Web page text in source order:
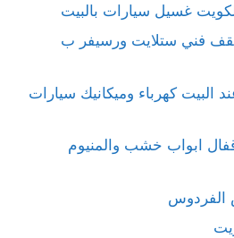
غسيل سيارات بالبيت
فني ستلايت ورسيفر ب
البيت كهرباء وميكانيك سيارات
ابواب خشب والمنيوم
الفردوس